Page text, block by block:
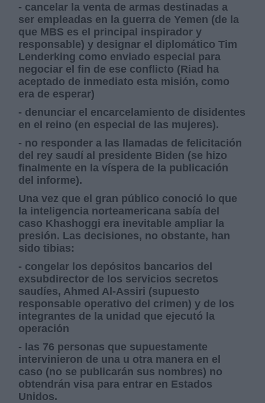
- cancelar la venta de armas destinadas a
ser empleadas en la guerra de Yemen (de la
que MBS es el principal inspirador y
responsable) y designar el diplomático Tim
Lenderking como enviado especial para
negociar el fin de ese conflicto (Riad ha
aceptado de inmediato esta misión, como
era de esperar)
- denunciar el encarcelamiento de disidentes
en el reino (en especial de las mujeres).
- no responder a las llamadas de felicitación
del rey saudí al presidente Biden (se hizo
finalmente en la víspera de la publicación
del informe).
Una vez que el gran público conoció lo que
la inteligencia norteamericana sabía del
caso Khashoggi era inevitable ampliar la
presión. Las decisiones, no obstante, han
sido tibias:
- congelar los depósitos bancarios del
exsubdirector de los servicios secretos
saudíes, Ahmed Al-Assiri (supuesto
responsable operativo del crimen) y de los
integrantes de la unidad que ejecutó la
operación
- las 76 personas que supuestamente
intervinieron de una u otra manera en el
caso (no se publicarán sus nombres) no
obtendrán visa para entrar en Estados
Unidos.